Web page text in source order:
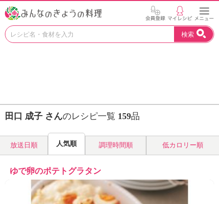
お
見
つ
よ
う
H
K
エ
検索
田口 成子 さんのレシピ一覧 159品
放送日順 人気順 調理時間順 低カロリー順
ゆで卵のポテトグラタン